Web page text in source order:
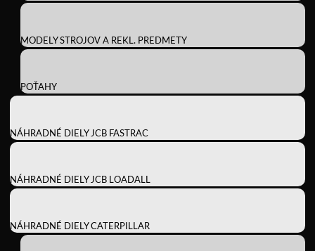
MODELY STROJOV A REKL. PREDMETY
POŤAHY
NÁHRADNÉ DIELY JCB FASTRAC
NÁHRADNÉ DIELY JCB LOADALL
NÁHRADNÉ DIELY CATERPILLAR